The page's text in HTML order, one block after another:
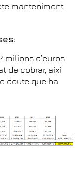
manteniment
milions d’euros
de cobrar, així
deute que ha